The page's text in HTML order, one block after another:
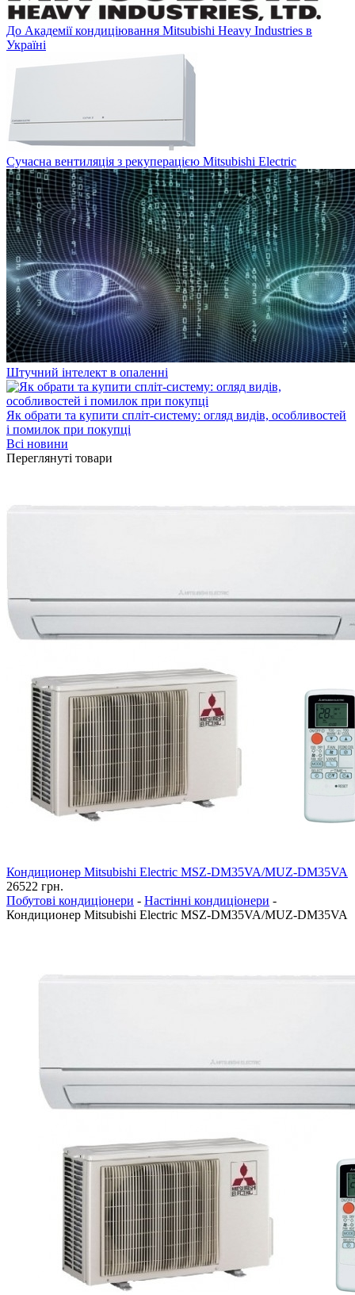
До Академії кондиціювання Mitsubishi Heavy Industries в
Україні
Сучасна вентиляція з рекуперацією Mitsubishi Electric
Штучний інтелект в опаленні
Як обрати та купити спліт-систему: огляд видів, особливостей
і помилок при покупці
Всі новини
Переглянуті товари
Кондиционер Mitsubishi Electric MSZ-DM35VA/MUZ-DM35VA
26522 грн.
Побутові кондиціонери - Настінні кондиціонери -
Кондиционер Mitsubishi Electric MSZ-DM35VA/MUZ-DM35VA